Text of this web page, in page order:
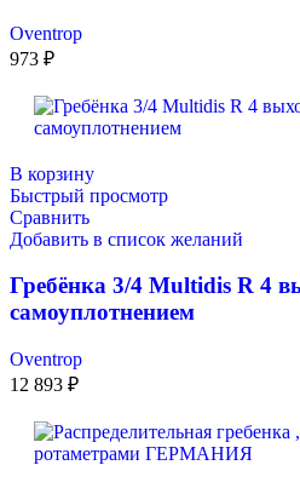
Oventrop
973 ₽
В корзину
Быстрый просмотр
Сравнить
Добавить в список желаний
Гребёнка 3/4 Multidis R 4
самоуплотнением
Oventrop
12 893 ₽